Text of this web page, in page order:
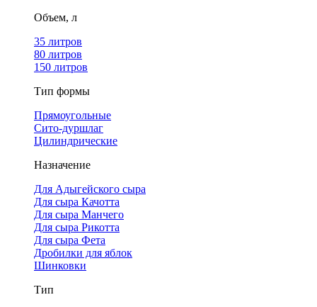
Объем, л
35 литров
80 литров
150 литров
Тип формы
Прямоугольные
Сито-дуршлаг
Цилиндрические
Назначение
Для Адыгейского сыра
Для сыра Качотта
Для сыра Манчего
Для сыра Рикотта
Для сыра Фета
Дробилки для яблок
Шинковки
Тип